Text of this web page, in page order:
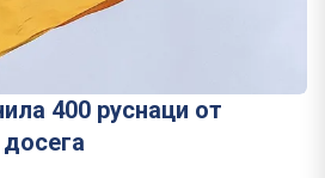
400 руснаци от